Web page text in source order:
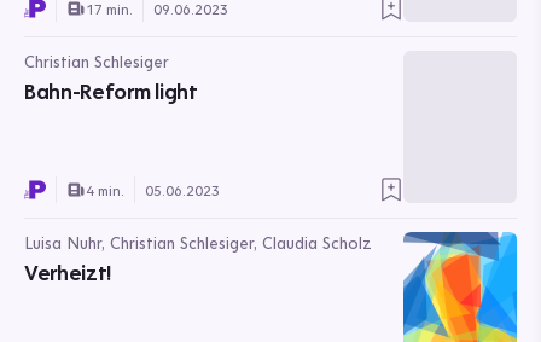
17 min. 09.06.2023
Christian Schlesiger
Bahn-Reform light
4 min. 05.06.2023
Luisa Nuhr, Christian Schlesiger, Claudia Scholz
Verheizt!